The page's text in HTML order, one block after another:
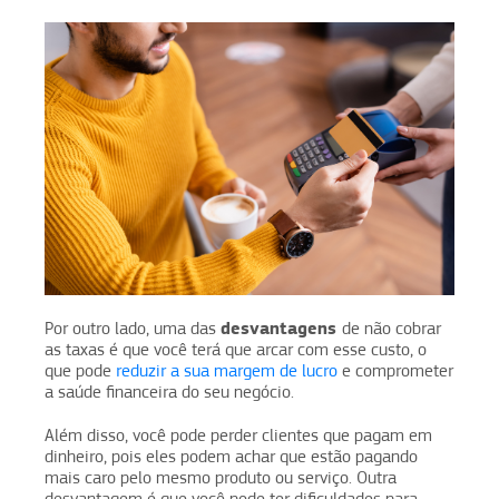
Por outro lado, uma das desvantagens de não cobrar
as taxas é que você terá que arcar com esse custo, o
que pode reduzir a sua margem de lucro e comprometer
a saúde financeira do seu negócio.
Além disso, você pode perder clientes que pagam em
dinheiro, pois eles podem achar que estão pagando
mais caro pelo mesmo produto ou serviço. Outra